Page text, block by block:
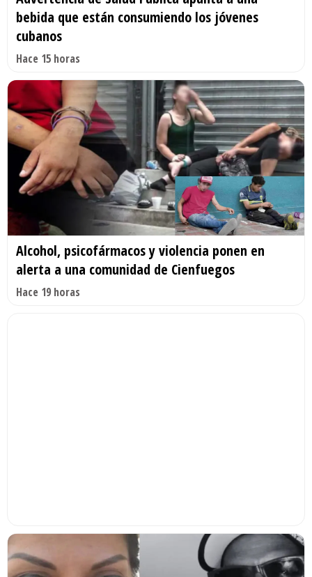
bebida que están consumiendo los jóvenes
cubanos
Hace 15 horas
Alcohol, psicofármacos y violencia ponen en
alerta a una comunidad de Cienfuegos
Hace 19 horas